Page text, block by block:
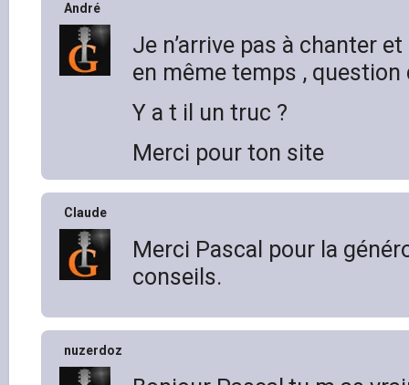
André
Je n’arrive pas à chanter
en même temps ,
Y a t il un truc ?
Merci pour ton site
Claude
Merci Pascal pour la
conseils.
nuzerdoz